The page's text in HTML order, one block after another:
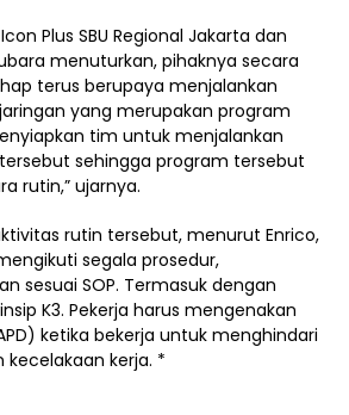
Plus SBU Regional Jakarta dan
menuturkan, pihaknya secara
terus berupaya menjalankan
yang merupakan program
tim untuk menjalankan
sehingga program tersebut
rutin,” ujarnya.
rutin tersebut, menurut Enrico,
segala prosedur,
sesuai SOP. Termasuk dengan
K3. Pekerja harus mengenakan
ketika bekerja untuk menghindari
kerja. *